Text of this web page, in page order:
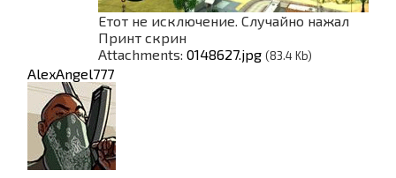
Етот не исключение. Случайно нажал
Принт скрин
Attachments: 0148627.jpg (83.4 Kb)
AlexAngel777